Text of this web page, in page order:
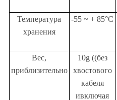
Температура
хранения
-55 ~ + 85°C
Вес,
приблизительно
10g ((без
хвостового
кабеля
ивключая